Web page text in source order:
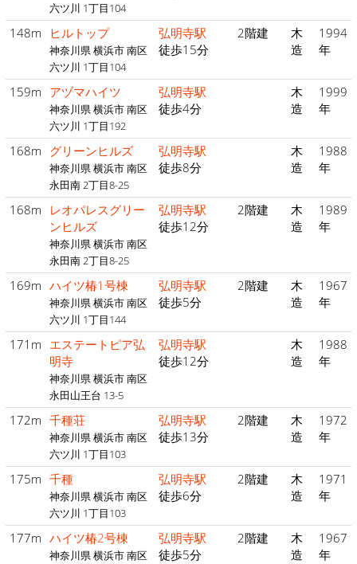
六ツ川 1丁目104
148m ヒルトップ
神奈川県 横浜市 南区
六ツ川 1丁目104
弘明寺駅
徒歩15分
2階建
木
造
1994
年
159m アヅマハイツ
神奈川県 横浜市 南区
六ツ川 1丁目192
弘明寺駅
徒歩4分
木
造
1999
年
168m グリーンヒルズ
神奈川県 横浜市 南区
永田南 2丁目8-25
弘明寺駅
徒歩8分
木
造
1988
年
168m
レオパレスグリー
ンヒルズ
神奈川県 横浜市 南区
永田南 2丁目8-25
弘明寺駅
徒歩12分
2階建
木
造
1989
年
169m ハイツ椿1号棟
神奈川県 横浜市 南区
六ツ川 1丁目144
弘明寺駅
徒歩5分
2階建
木
造
1967
年
171m エステートピア弘
明寺
神奈川県 横浜市 南区
永田山王台 13-5
弘明寺駅
徒歩12分
木
造
1988
年
172m 千種荘
神奈川県 横浜市 南区
六ツ川 1丁目103
弘明寺駅
徒歩13分
2階建
木
造
1972
年
175m 千種
神奈川県 横浜市 南区
六ツ川 1丁目103
弘明寺駅
徒歩6分
2階建
木
造
1971
年
177m ハイツ椿2号棟
神奈川県 横浜市 南区
弘明寺駅
徒歩5分
2階建
木
造
1967
年